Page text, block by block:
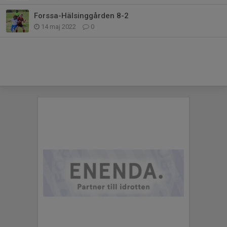
Forssa-Hälsinggården 8-2
14 maj 2022 0